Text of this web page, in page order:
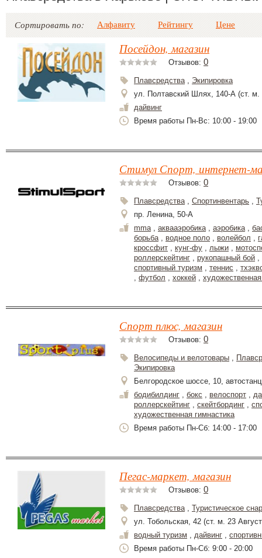
Сортировать по: Алфавиту Рейтингу Цене
Посейдон, магазин
Отзывов: 0
Плавсредства, Экипировка
ул. Полтавский Шлях, 140-А (ст. м.
дайвинг
Время работы Пн-Вс: 10:00 - 19:00
Стимул Спорт, интернет-
Отзывов: 0
Плавсредства, Спортинвентарь ,
пр. Ленина, 50-А
mma, аквааэробика, аэробика,
борьба, водное поло , волейбол ,
кроссфит , кунг-фу , лыжи ,
роллерскейтинг , рукопашный бой ,
спортивный туризм , теннис ,
, футбол , хоккей ,
Спорт плюс, магазин
Отзывов: 0
Велосипеды и велотовары ,
Экипировка
Белгородское шоссе, 10,
бодибилдинг , бокс , велоспорт ,
роллерскейтинг , скейтбординг ,
художественная гимнастика
Время работы Пн-Сб: 14:00 - 17:00
Пегас-маркет, магазин
Отзывов: 0
Плавсредства, Туристическое
ул. Тобольская, 42 (ст. м. 23
водный туризм , дайвинг ,
Время работы Пн-Сб: 9:00 - 20:00